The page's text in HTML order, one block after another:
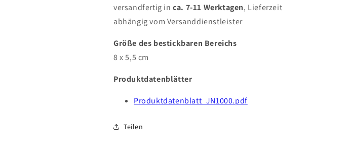
versandfertig inca. 7-11 Werktagen, Lieferzeit
abhängig vom Versanddienstleister
Größe des bestickbaren Bereichs
8 x 5,5 cm
Produktdatenblätter
Produktdatenblatt_JN1000.pdf
Teilen